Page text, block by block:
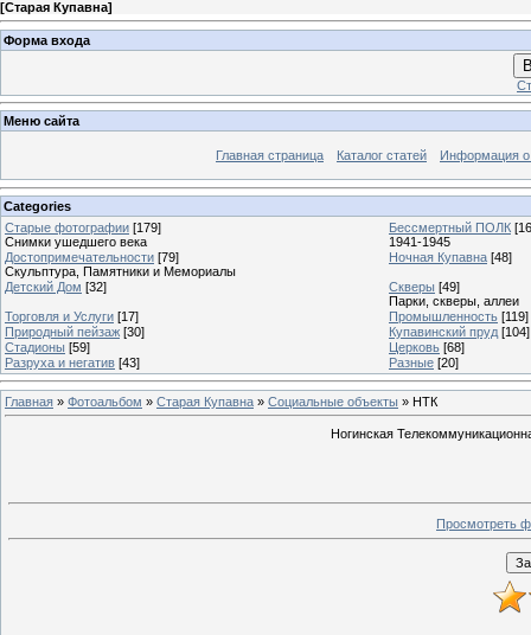
[Старая Купавна]
Форма входа
Меню сайта
Главная страница Каталог статей Информация о
Categories
Старые фотографии [179]
Снимки ушедшего века
Бессмертный ПОЛК
1941-1945
Достопримечательности [79]
Скульптура, Памятники и Мемориалы
Ночная Купавна [48]
Детский Дом [32] Скверы [49]
Парки, скверы, аллеи
Торговля и Услуги [17] Промышленность [119]
Природный пейзаж [30] Купавинский пруд [104]
Стадионы [59] Церковь [68]
Разруха и негатив [43] Разные [20]
Главная » Фотоальбом » Старая Купавна » Социальные объекты » НТК
Ногинская
Просмотреть